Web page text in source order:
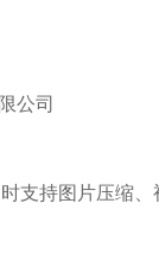
公司
支持图片压缩、